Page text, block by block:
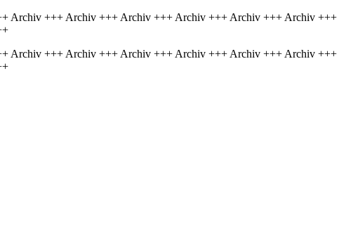
+++ Archiv +++ Archiv +++ Archiv +++ Archiv +++ Archiv
+++ Archiv +++ Archiv +++ Archiv +++ Archiv +++ Archiv